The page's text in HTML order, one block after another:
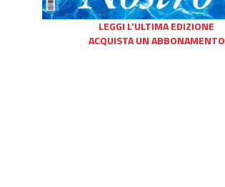
LEGGI L'ULTIMA EDIZIONE
ACQUISTA UN ABBONAMENTO